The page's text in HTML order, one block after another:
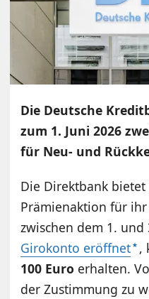
Die Deutsche
zum 1. Juni 2026
für Neu- und
Die Direktbank bietet
Prämienaktion für
zwischen dem 1. und
Girokonto eröffnet ,
100 Euro erhalten.
der Zustimmung zu